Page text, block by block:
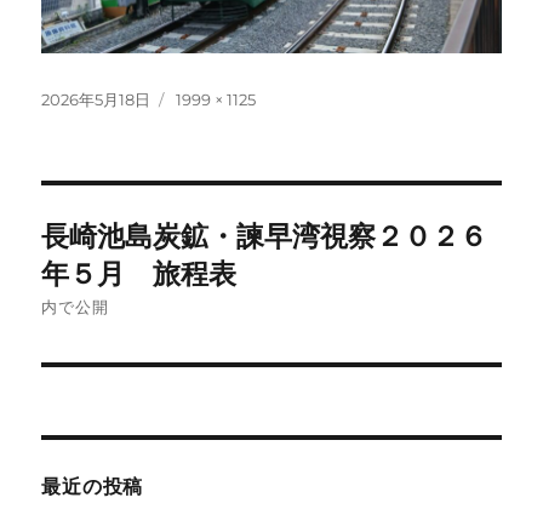
投
2026年5月18日
フ
1999 × 1125
稿
ナ
ビ
長崎池島炭鉱・諫早湾視察２０２６
年５月 旅程表
内で公開
最近の投稿